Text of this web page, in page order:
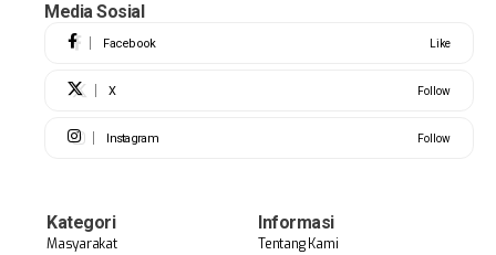
Media Sosial
Facebook Like
X Follow
Instagram Follow
Kategori
Masyarakat
Informasi
Tentang Kami